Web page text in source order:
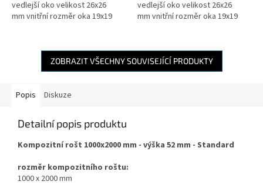
vedlejší oko velikost 26x26
mm vnitřní rozměr oka 19x19
vedlejší oko velikost 26x26
mm vnitřní rozměr oka 19x19
ZOBRAZIT VŠECHNY SOUVISEJÍCÍ PRODUKTY
Popis Diskuze
Detailní popis produktu
Kompozitní rošt 1000x2000 mm - výška 52 mm - Standard
rozměr kompozitního roštu:
1000 x 2000 mm